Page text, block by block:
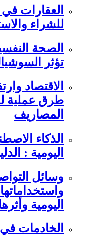
للشراء
تؤثر
طرق عملية
المصاريف
اليومية :
وسائل
اليومية
الخادمات في